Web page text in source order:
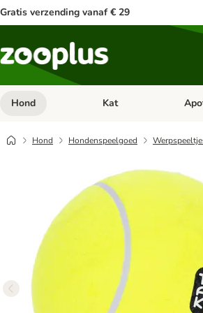
Gratis verzending vanaf € 29
Hond Open categorie menu:
Kat
Hond Hondenspeelgoed